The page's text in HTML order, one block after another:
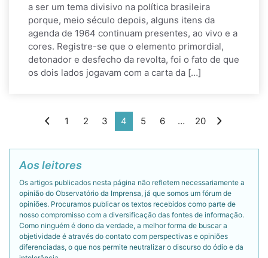
a ser um tema divisivo na política brasileira
porque, meio século depois, alguns itens da
agenda de 1964 continuam presentes, ao vivo e a
cores. Registre-se que o elemento primordial,
detonador e desfecho da revolta, foi o fato de que
os dois lados jogavam com a carta da […]
1 2 3 4 5 6 … 20
Aos leitores
Os artigos publicados nesta página não refletem necessariamente a
opinião do Observatório da Imprensa, já que somos um fórum de
opiniões. Procuramos publicar os textos recebidos como parte de
nosso compromisso com a diversificação das fontes de informação.
Como ninguém é dono da verdade, a melhor forma de buscar a
objetividade é através do contato com perspectivas e opiniões
diferenciadas, o que nos permite neutralizar o discurso do ódio e da